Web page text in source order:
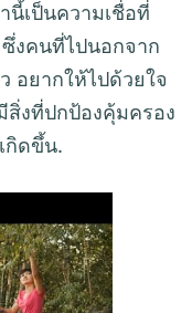
นี้เป็นความเชื่อที่
งคนที่ไปนอกจาก
อยากให้ไปด้วยใจ
สิ่งที่ปกป้องคุ้มครอง
กิดขึ้น.